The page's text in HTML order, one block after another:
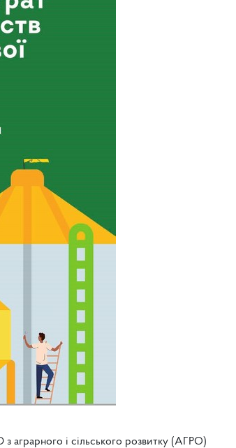
аграрного і сільського розвитку (АГРО)